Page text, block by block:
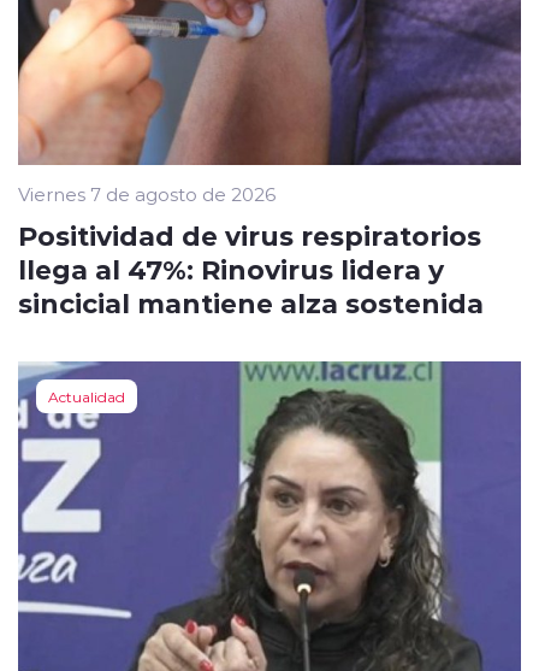
Viernes 7 de agosto de 2026
Positividad de virus respiratorios
llega al 47%: Rinovirus lidera y
sincicial mantiene alza sostenida
Actualidad